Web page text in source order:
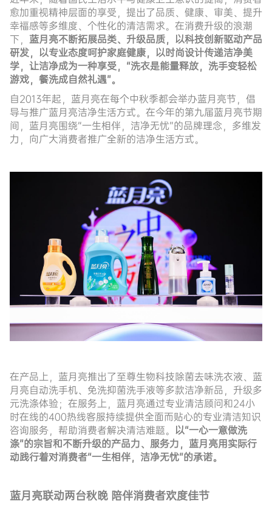
愈加重视精神层面的享受，提出了品质、健康、审美、提升
幸福感等多维度、个性化的清洁需求。在消费升级的浪潮
下， 蓝月亮不断拓展品类、升级品质，以科技创新驱动产品
研发，以专业态度呵护家庭健康，以时尚设计传递洁净美
学，让洁净成为一种享受， “洗衣是能量释放，洗手变轻松
游戏，餐洗成自然礼遇”。
自2013年起，蓝月亮在每个中秋季都会举办蓝月亮节，倡
导与推广蓝月亮洁净生活方式。在今年的第九届蓝月亮节期
间，蓝月亮围绕“一生相伴，洁净无忧”的品牌理念，多维发
力，向广大消费者推广全新的洁净生活方式。
在产品上，蓝月亮推出了至尊生物科技除菌去味洗衣液、蓝
月亮自动洗手机、免洗抑菌洗手液等多款洁净新品，升级多
元洗涤体验；在服务上，蓝月亮通过专业清洁顾问和24小
时在线的400热线客服持续提供全面而贴心的专业清洁知识
咨询服务，帮助消费者解决清洁难题。 以“一心一意做洗
涤”的宗旨和不断升级的产品力、服务力，蓝月亮用实际行
动践行着对消费者“一生相伴，洁净无忧”的承诺。
蓝月亮联动两台秋晚 陪伴消费者欢度佳节